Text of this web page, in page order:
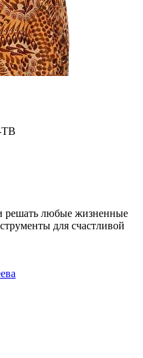
ТВ
решать любые жизненные
для счастливой